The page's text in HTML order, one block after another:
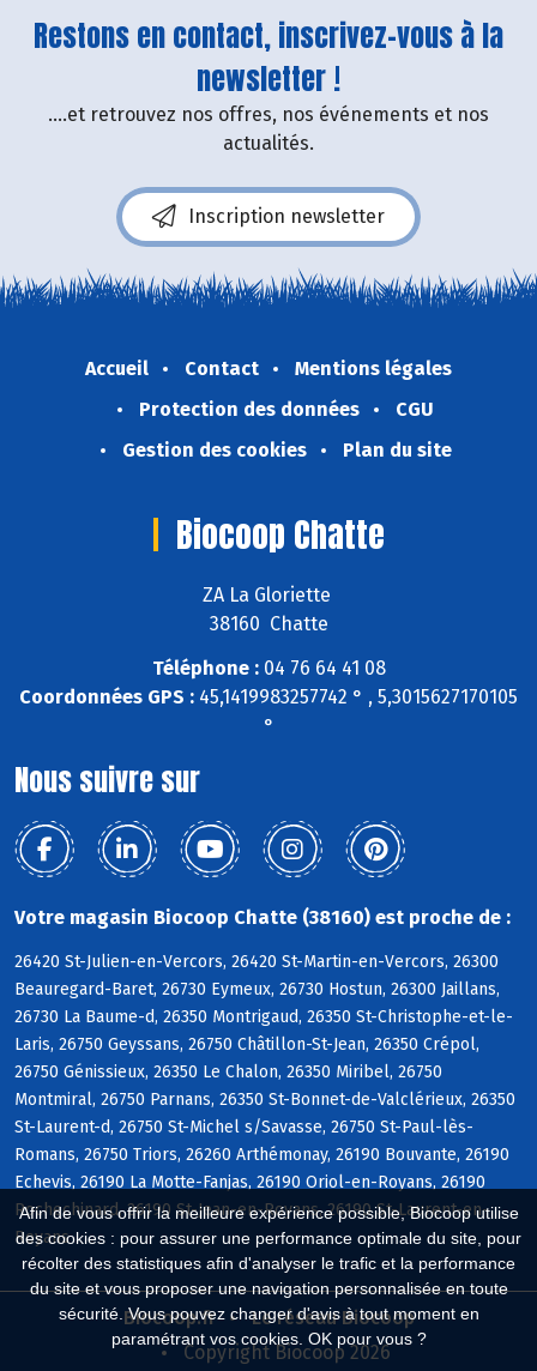
Afin de vous offrir la meilleure expérience possible, Biocoop utilise
des cookies : pour assurer une performance optimale du site, pour
récolter des statistiques afin d'analyser le trafic et la performance
du site et vous proposer une navigation personnalisée en toute
sécurité. Vous pouvez changer d'avis à tout moment en
paramétrant vos cookies. OK pour vous ?
Restons en contact, inscrivez-vous à la
newsletter !
....et retrouvez nos offres, nos événements et nos
actualités.
Inscription newsletter
Accueil Contact
Mentions légales
Protection des données
CGU
Gestion des cookies
Plan du site
Biocoop Chatte
ZA La Gloriette
38160 Chatte
Téléphone :04 76 64 41 08
Coordonnées GPS : 45,1419983257742 ° , 5,3015627170105
°
Nous suivre sur
Votre magasin Biocoop Chatte (38160) est proche de :
26420 St-Julien-en-Vercors, 26420 St-Martin-en-Vercors, 26300
Beauregard-Baret, 26730 Eymeux, 26730 Hostun, 26300 Jaillans,
26730 La Baume-d, 26350 Montrigaud, 26350 St-Christophe-et-le-
Laris, 26750 Geyssans, 26750 Châtillon-St-Jean, 26350 Crépol,
26750 Génissieux, 26350 Le Chalon, 26350 Miribel, 26750
Montmiral, 26750 Parnans, 26350 St-Bonnet-de-Valclérieux, 26350
St-Laurent-d, 26750 St-Michel s/Savasse, 26750 St-Paul-lès-
Romans, 26750 Triors, 26260 Arthémonay, 26190 Bouvante, 26190
Echevis, 26190 La Motte-Fanjas, 26190 Oriol-en-Royans, 26190
Rochechinard, 26190 St-Jean-en-Royans, 26190 St-Laurent-en-
Royans
Biocoop.fr
Le réseau Biocoop
Copyright Biocoop 2026